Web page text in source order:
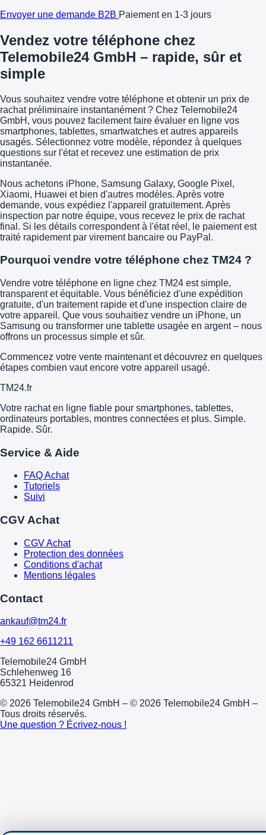
Envoyer une demande B2B Paiement en 1-3 jours
Vendez votre téléphone chez
Telemobile24 GmbH – rapide, sûr et
simple
Vous souhaitez vendre votre téléphone et obtenir un prix de
rachat préliminaire instantanément ? Chez Telemobile24
GmbH, vous pouvez facilement faire évaluer en ligne vos
smartphones, tablettes, smartwatches et autres appareils
usagés. Sélectionnez votre modèle, répondez à quelques
questions sur l'état et recevez une estimation de prix
instantanée.
Nous achetons iPhone, Samsung Galaxy, Google Pixel,
Xiaomi, Huawei et bien d'autres modèles. Après votre
demande, vous expédiez l'appareil gratuitement. Après
inspection par notre équipe, vous recevez le prix de rachat
final. Si les détails correspondent à l'état réel, le paiement est
traité rapidement par virement bancaire ou PayPal.
Pourquoi vendre votre téléphone chez TM24 ?
Vendre votre téléphone en ligne chez TM24 est simple,
transparent et équitable. Vous bénéficiez d'une expédition
gratuite, d'un traitement rapide et d'une inspection claire de
votre appareil. Que vous souhaitiez vendre un iPhone, un
Samsung ou transformer une tablette usagée en argent – nous
offrons un processus simple et sûr.
Commencez votre vente maintenant et découvrez en quelques
étapes combien vaut encore votre appareil usagé.
TM24.fr
Votre rachat en ligne fiable pour smartphones, tablettes,
ordinateurs portables, montres connectées et plus. Simple.
Rapide. Sûr.
Service & Aide
FAQ Achat
Tutoriels
Suivi
CGV Achat
CGV Achat
Protection des données
Conditions d'achat
Mentions légales
Contact
ankauf@tm24.fr
+49 162 6611211
Telemobile24 GmbH
Schlehenweg 16
65321 Heidenrod
© 2026 Telemobile24 GmbH – © 2026 Telemobile24 GmbH –
Tous droits réservés.
Une question ? Écrivez-nous !